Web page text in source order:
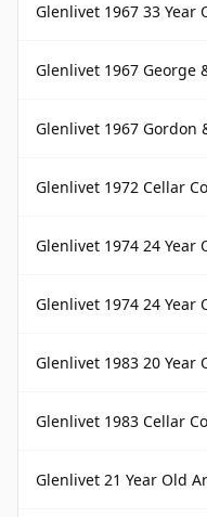
Glenlivet 1967 33 Year
Glenlivet 1967 George &
Glenlivet 1967 Gordon
Glenlivet 1972 Cellar
Glenlivet 1974 24 Year
Glenlivet 1974 24 Year
Glenlivet 1983 20 Year
Glenlivet 1983 Cellar
Glenlivet 21 Year Old